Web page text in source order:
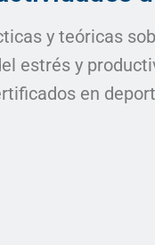
y teóricas
estrés y
en